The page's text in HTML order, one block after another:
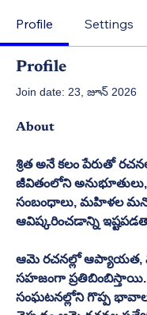
Profile Settings
Profile
Join date: 23, జూన్ 2026
About
శ్రిత అనే కలం పేరుతో
జీవితంలోని
సంబంధాలు, మహిళల
ఆవిష్కరించడాన్ని
ఆమె రచనల్లో ఆప్యాయత,
సహజంగా ప్రతిబింబిస్తాయి.
సంఘటనల్లోని గొప్ప